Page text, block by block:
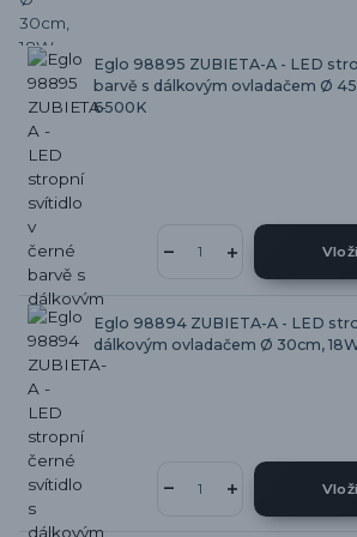
Eglo 98895 ZUBIETA-A - LED
barvě s dálkovým ovladačem Ø
6500K
Eglo 98894 ZUBIETA-A - LED
dálkovým ovladačem Ø 30cm,